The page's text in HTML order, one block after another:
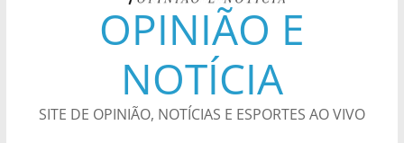
OPINIÃO E
NOTÍCIA
SITE DE OPINIÃO, NOTÍCIAS E ESPORTES AO VIVO